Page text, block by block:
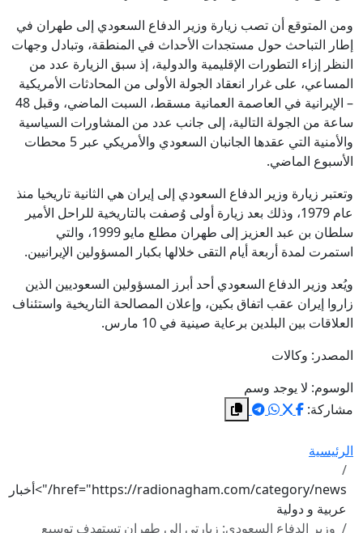
ومن المتوقع أن تصب زيارة وزير الدفاع السعودي إلى طهران في
إطار التباحث حول مستجدات الأحداث في المنطقة، وتبادل وجهات
النظر إزاء التطورات الإقليمية والدولية، إذ سبق الزيارة عدد من
المساعي، على غرار انعقاد الجولة الأولى من المحادثات الأمريكية
– الإيرانية في العاصمة العمانية مسقط، السبت الماضي، وقبل 48
ساعة من الجولة التالية، إلى جانب عدد من المشاورات السياسية
والأمنية التي عقدها الجانبان السعودي والأمريكي عبر 5 محطات
الأسبوع الماضي.
وتعتبر زيارة وزير الدفاع السعودي إلى إيران هي الثانية تاريخيا منذ
عام 1979، وذلك بعد زيارة أولى وُصفت بالتاريخية للراحل الأمير
سلطان بن عبد العزيز إلى طهران مطلع مايو 1999، والتي
استمرت لمدة أربعة أيام التقى خلالها بكبار المسؤولين الإيرانيين.
ويُعد وزير الدفاع السعودي أحد أبرز المسؤولين السعوديين الذين
زاروا إيران عقب اتفاق بكين، وإعلان المصالحة التاريخية واستئناف
العلاقات بين البلدين برعاية صينية في 10 مارس.
المصدر: وكالات
الوسوم: لا يوجد وسم
مشاركة:
الرئيسية
href="https://radionagham.com/category/news/">أخبار
عربية و دولية
وزير الدفاع السعودي: زيارتي إلى طهران تستهدف توسيع